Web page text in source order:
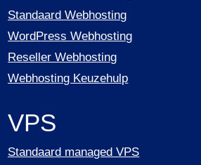
Standaard Webhosting
WordPress Webhosting
Reseller Webhosting
Webhosting Keuzehulp
VPS
Standaard managed VPS